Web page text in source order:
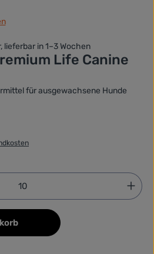
in 1–3 Wochen
Life Canine
für ausgewachsene Hunde
den gewünschten Wert ein